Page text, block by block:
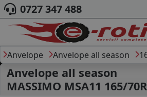
ACASA
DESPRE NOI
ANVELOPE
AUTO
CAMION
0727 347 488
Anvelope Anvelope all season
Anvelope all season
MASSIMO MSA11 165/